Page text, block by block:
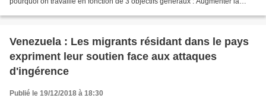
Venezuela : Les migrants résidant dans le pays
expriment leur soutien face aux attaques
d'ingérence
Publié le 19/12/2018 à 18:30